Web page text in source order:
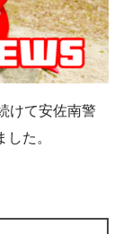
けて安佐南警
た。